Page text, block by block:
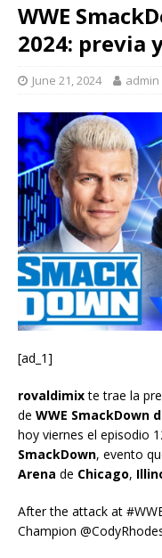
WWE
2024: previa
June 21, 2024 admin
[ad_1]
rovaldimixte trae la
de WWE SmackDown
hoy viernes el episodio
SmackDown, evento
Arena de Chicago,
After the attack at
Champion